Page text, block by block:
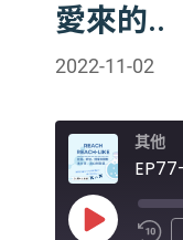
愛來的..
2022-11-02
其他
Play